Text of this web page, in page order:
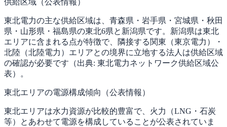
供給区域（公表情報）
東北電力の主な供給区域は、青森県・岩手県・宮城県・秋田
県・山形県・福島県の東北6県と新潟県です。新潟県は東北
エリアに含まれる点が特徴で、隣接する関東（東京電力）・
北陸（北陸電力）エリアとの境界に立地する法人は供給区域
の確認が必要です（出典: 東北電力ネットワーク供給区域公
表）。
東北エリアの電源構成傾向（公表情報）
東北エリアは水力資源が比較的豊富で、火力（LNG・石炭
等）とあわせて電源を構成していることが公表されていま